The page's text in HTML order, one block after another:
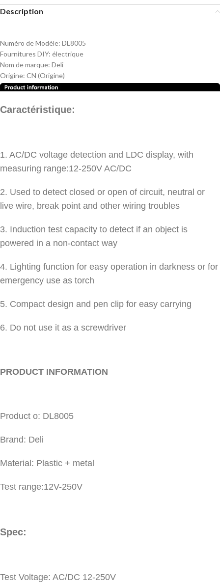
Description
Numéro de Modèle: DL8005
Fournitures DIY: électrique
Nom de marque: Deli
Origine: CN (Origine)
Caractéristique:
1. AC/DC voltage detection and LDC display, with
measuring range:12-250V AC/DC
2. Used to detect closed or open of circuit, neutral or
live wire, break point and other wiring troubles
3. Induction test capacity to detect if an object is
powered in a non-contact way
4. Lighting function for easy operation in darkness or for
emergency use as torch
5. Compact design and pen clip for easy carrying
6. Do not use it as a screwdriver
PRODUCT INFORMATION
Product o: DL8005
Brand: Deli
Material: Plastic + metal
Test range:12V-250V
Spec:
Test Voltage: AC/DC 12-250V